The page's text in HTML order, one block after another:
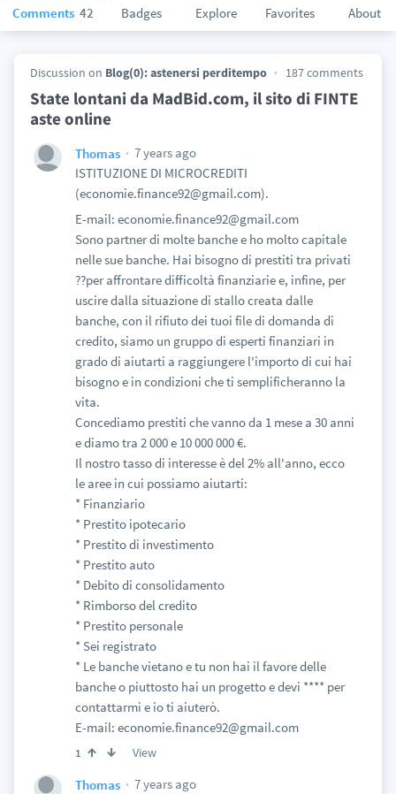
Comments 42 Badges Explore Favorites About
Discussion on Blog(0): astenersi perditempo 187 comments
State lontani da MadBid.com, il sito di FINTE
aste online
Thomas
7 years ago
ISTITUZIONE DI MICROCREDITI
(economie.finance92@gmail.com).
E-mail: economie.finance92@gmail.com
Sono partner di molte banche e ho molto capitale
nelle sue banche. Hai bisogno di prestiti tra privati
??per affrontare difficoltà finanziarie e, infine, per
uscire dalla situazione di stallo creata dalle
banche, con il rifiuto dei tuoi file di domanda di
credito, siamo un gruppo di esperti finanziari in
grado di aiutarti a raggiungere l'importo di cui hai
bisogno e in condizioni che ti semplificheranno la
vita.
Concediamo prestiti che vanno da 1 mese a 30 anni
e diamo tra 2 000 e 10 000 000 €.
Il nostro tasso di interesse è del 2% all'anno, ecco
le aree in cui possiamo aiutarti:
* Finanziario
* Prestito ipotecario
* Prestito di investimento
* Prestito auto
* Debito di consolidamento
* Rimborso del credito
* Prestito personale
* Sei registrato
* Le banche vietano e tu non hai il favore delle
banche o piuttosto hai un progetto e devi **** per
contattarmi e io ti aiuterò.
E-mail: economie.finance92@gmail.com
1 View
Thomas
7 years ago